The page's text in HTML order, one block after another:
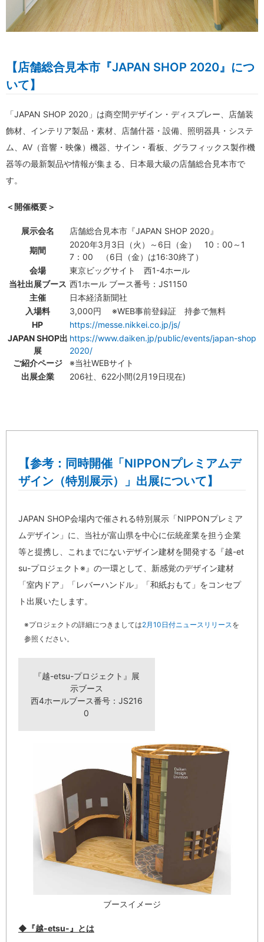
【店舗総合見本市『JAPAN SHOP 2020』につ
いて】
「JAPAN SHOP 2020」は商空間デザイン・ディスプレー、店舗装
飾材、インテリア製品・素材、店舗什器・設備、照明器具・システ
ム、AV（音響・映像）機器、サイン・看板、グラフィックス製作機
器等の最新製品や情報が集まる、日本最大級の店舗総合見本市で
す。
＜開催概要＞
展示会名
店舗総合見本市『JAPAN SHOP 2020』
期間
2020年3月3日（火）～6日（金） 10：00～1
7：00 （6日（金）は16:30終了）
会場
東京ビッグサイト 西1-4ホール
当社出展ブース 西1ホール ブース番号：JS1150
主催
日本経済新聞社
入場料
3,000円 ※WEB事前登録証 持参で無料
HP
https://messe.nikkei.co.jp/js/
JAPAN SHOP出
展
ご紹介ページ
https://www.daiken.jp/public/events/japan-shop
2020/
※当社WEBサイト
出展企業
206社、622小間(2月19日現在)
【参考：同時開催「NIPPONプレミアムデ
ザイン（特別展示）」出展について】
JAPAN SHOP会場内で催される特別展示「NIPPONプレミア
ムデザイン」に、当社が富山県を中心に伝統産業を担う企業
等と提携し、これまでにないデザイン建材を開発する『越-et
su-プロジェクト※』の一環として、新感覚のデザイン建材
「室内ドア」「レバーハンドル」「和紙おもて」をコンセプ
ト出展いたします。
※プロジェクトの詳細につきましては2月10日付ニュースリリース を
参照ください。
『越-etsu-プロジェクト』展
示ブース
西4ホールブース番号：JS216
0
ブースイメージ
◆『越-etsu-』とは